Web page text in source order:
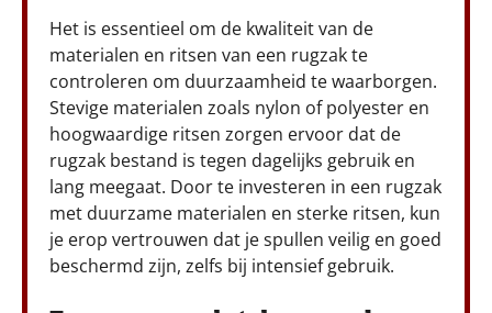
Het is essentieel om de kwaliteit van de
materialen en ritsen van een rugzak te
controleren om duurzaamheid te waarborgen.
Stevige materialen zoals nylon of polyester en
hoogwaardige ritsen zorgen ervoor dat de
rugzak bestand is tegen dagelijks gebruik en
lang meegaat. Door te investeren in een rugzak
met duurzame materialen en sterke ritsen, kun
je erop vertrouwen dat je spullen veilig en goed
beschermd zijn, zelfs bij intensief gebruik.